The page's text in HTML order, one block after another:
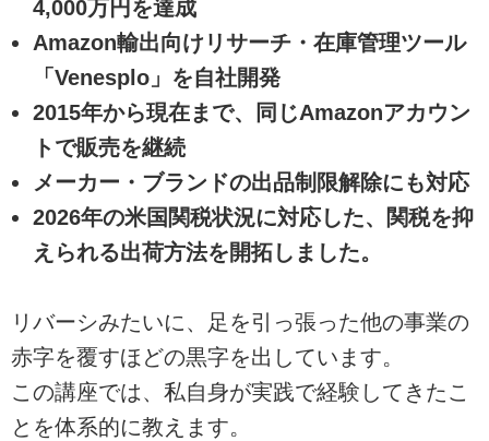
4,000万円を達成
Amazon輸出向けリサーチ・在庫管理ツール
「Venesplo」を自社開発
2015年から現在まで、同じAmazonアカウン
トで販売を継続
メーカー・ブランドの出品制限解除にも対応
2026年の米国関税状況に対応した、関税を抑
えられる出荷方法を開拓しました。
リバーシみたいに、足を引っ張った他の事業の
赤字を覆すほどの黒字を出しています。
この講座では、私自身が実践で経験してきたこ
とを体系的に教えます。